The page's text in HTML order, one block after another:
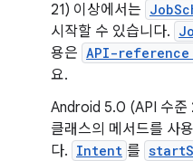
21) 이상에서는
시작할 수 있습니다.
용은 API-reference
요.
Android 5.0 (API 수준
클래스의 메서드를 사
다. Intent 를